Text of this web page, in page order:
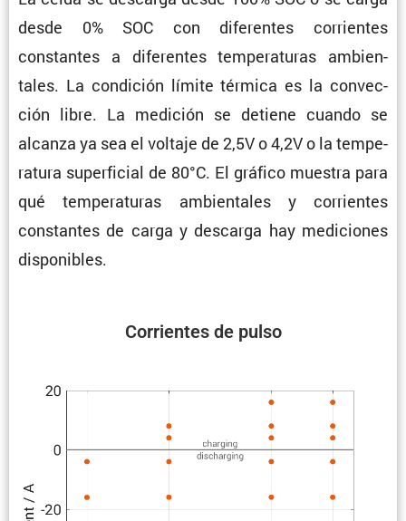
desde 0% SOC con diferentes corrientes
constantes a diferentes tempe­ra­turas ambien­
tales. La condi­ción límite térmica es la convec­
ción libre. La medición se detiene cuando se
alcanza ya sea el voltaje de 2,5V o 4,2V o la tempe­
ra­tura super­fi­cial de 80°C. El gráfico muestra para
qué tempe­ra­turas ambien­tales y corrientes
constantes de carga y descarga hay mediciones
disponibles.
Corrientes de pulso